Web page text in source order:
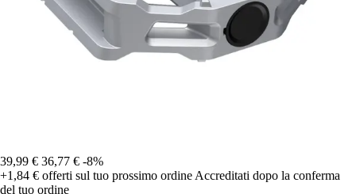
39,99 € 36,77 € -8%
+1,84 € offerti sul tuo prossimo ordine Accreditati dopo la conferma
del tuo ordine